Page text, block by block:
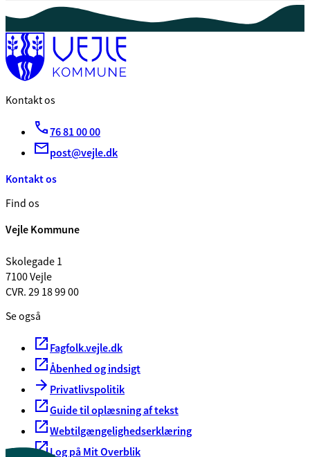
Kontakt os
76 81 00 00
post@vejle.dk
Kontakt os
Find os
Vejle Kommune
Skolegade 1
7100 Vejle
CVR. 29 18 99 00
Se også
Fagfolk.vejle.dk
Åbenhed og indsigt
Privatlivspolitik
Guide til oplæsning af tekst
Webtilgængelighedserklæring
Log på Mit Overblik